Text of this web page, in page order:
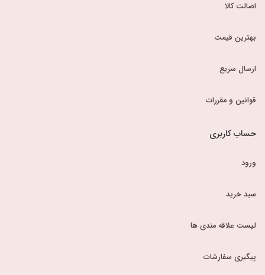
اصالت کالا
بهترین قیمت
ارسال سریع
قوانین و مقررات
حساب کاربری
ورود
سبد خرید
لیست علاقه مندی ها
پیگیری سفارشات